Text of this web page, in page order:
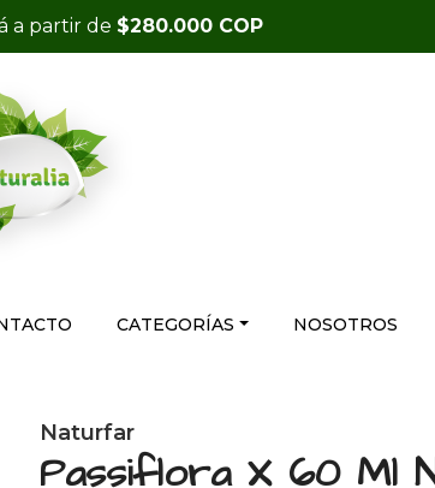
a partir de $280.000 COP
CATEGORÍAS NOSOTROS
Naturfar
Passiflora X 60 Ml